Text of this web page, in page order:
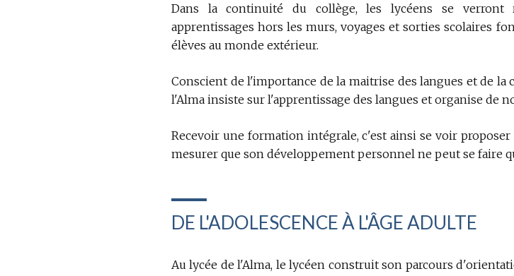
Dans la continuité du collège, les lycéens se verront
apprentissages hors les murs, voyages et sorties scolaires
élèves au monde extérieur.
Conscient de l'importance de la maitrise des langues et de la
l'Alma insiste sur l'apprentissage des langues et organise de
Recevoir une formation intégrale, c'est ainsi se voir
mesurer que son développement personnel ne peut se faire
DE L'ADOLESCENCE À L'ÂGE ADULTE
Au lycée de l'Alma, le lycéen construit son parcours